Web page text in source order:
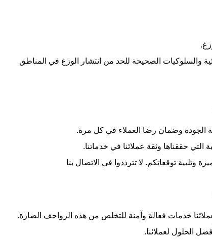
والسلوكيات الصحيحة للحد من انتشار الوزغ في المناطق
الجودة وضمان رضا العملاء في كل مرة.
حققناها وثقة عملائنا في خدماتنا.
وتلبية توقعاتكم. لا تترددوا في الاتصال بنا
خدمات فعالة وآمنة للتخلص من هذه الزواحف الضارة.
الحلول لعملائنا.